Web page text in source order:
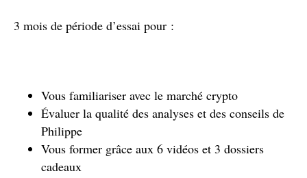
3 mois de période d’essai pour :
Vous familiariser avec le marché crypto
Évaluer la qualité des analyses et des conseils de
Philippe
Vous former grâce aux 6 vidéos et 3 dossiers
cadeaux